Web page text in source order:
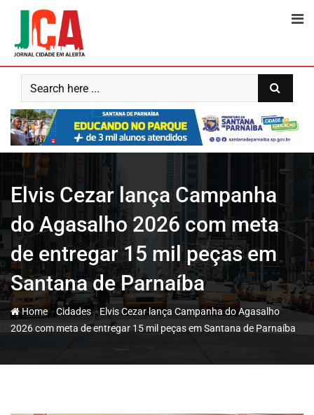
content
Elvis Cezar lança Campanha
do Agasalho 2026 com meta
de entregar 15 mil peças em
Santana de Parnaíba
Home -Cidades-Elvis Cezar lança Campanha do Agasalho
2026 com meta de entregar 15 mil peças em Santana de Parnaíba